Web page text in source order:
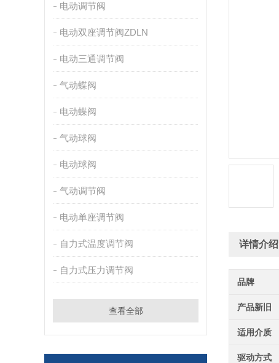
电动调节阀
电动双座调节阀ZDLN
电动三通调节阀
气动蝶阀
电动蝶阀
气动球阀
电动球阀
气动调节阀
电动单座调节阀
自力式温度调节阀
自力式压力调节阀
查看全部
详情介绍
品牌
产品新旧
适用介质
驱动方式